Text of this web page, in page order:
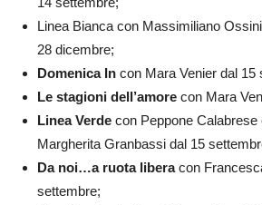
Linea Bianca con Massimiliano
28 dicembre;
Domenica In con Mara Venier dal 15
Le stagioni dell’amore con Mara
Linea Verde con Peppone Calabrese
Margherita Granbassi dal 15
Da noi…a ruota liberacon
settembre;